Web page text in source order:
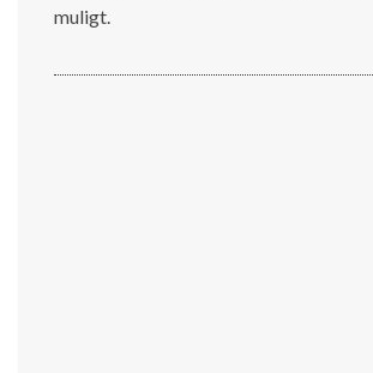
muligt.